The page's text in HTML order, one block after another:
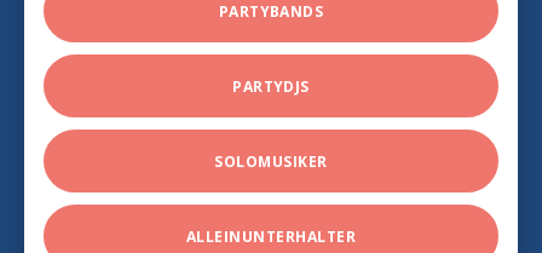
PARTYBANDS
PARTYDJS
SOLOMUSIKER
ALLEINUNTERHALTER